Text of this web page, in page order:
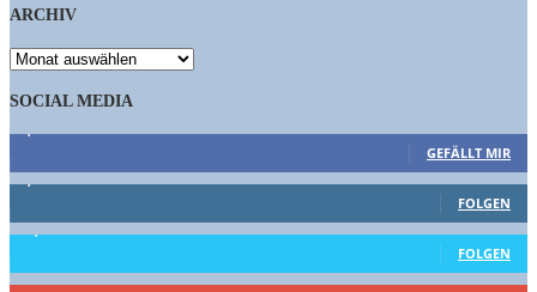
ARCHIV
ARCHIV
SOCIAL MEDIA
GEFÄLLT MIR
1,662 Follower
FOLGEN
15,658 Follower
FOLGEN
460 Abonnenten